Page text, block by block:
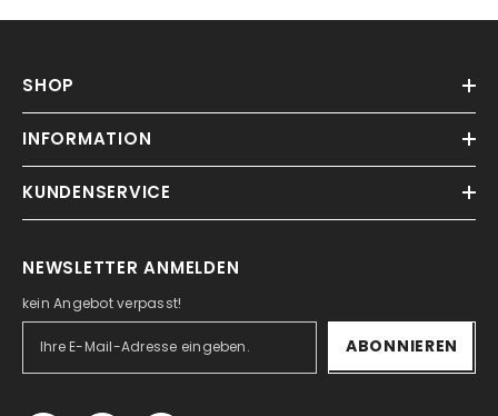
SHOP
INFORMATION
KUNDENSERVICE
NEWSLETTER ANMELDEN
kein Angebot verpasst!
ABONNIEREN